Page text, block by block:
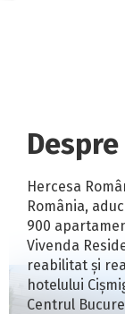
Hercesa
România,
900
Vivenda
reabilitat și
hotelului
Centrul